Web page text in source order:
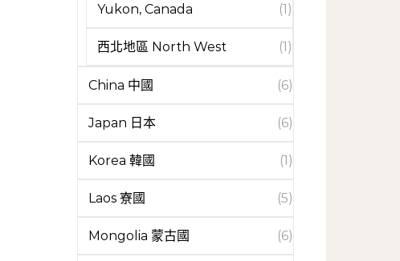
Yukon, Canada (1)
西北地區 North West (1)
China 中國 (6)
Japan 日本 (6)
Korea 韓國 (1)
Laos 寮國 (5)
Mongolia 蒙古國 (6)